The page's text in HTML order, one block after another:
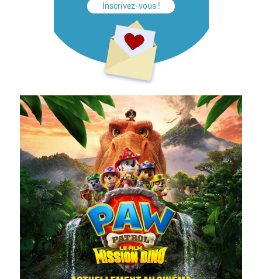
Inscrivez-vous !